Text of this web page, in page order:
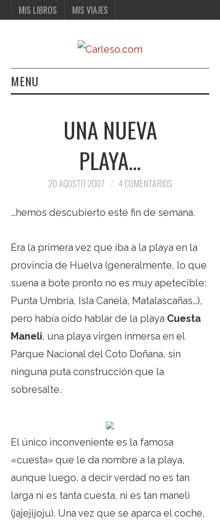
MIS LIBROS MIS VIAJES
MENU
MIS VIAJESUNA NUEVA
PLAYA…
20 AGOSTO 2007 4 COMENTARIOS
…hemos descubierto este fin de semana.
Era la primera vez que iba a la playa en la
provincia de Huelva (generalmente, lo que
suena a bote pronto no es muy apetecible:
Punta Umbría, Isla Canela, Matalascañas…),
pero había oído hablar de la playa Cuesta
Maneli, una playa virgen inmersa en el
Parque Nacional del Coto Doñana, sin
ninguna puta construcción que la
sobresalte.
El único inconveniente es la famosa
«cuesta» que le da nombre a la playa,
aunque luego, a decir verdad no es tan
larga ni es tanta cuesta, ni es tan maneli
(jajejijoju). Una vez que se aparca el coche,